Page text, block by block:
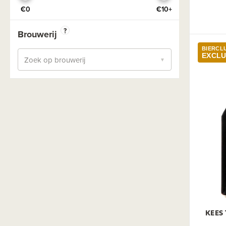
Session
Stout Coffee
€0 €10+
Brouwerij ?
Zoek op brouwerij ▼